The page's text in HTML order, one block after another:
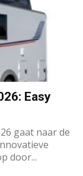
Easy
gaat naar de
door...